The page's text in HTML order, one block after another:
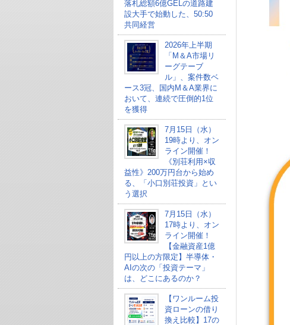
落札総額6億GELの道路建
設大手で始動した、50:50
共同経営
2026年上半期
「M＆A市場リ
ーグテーブ
ル」、案件数ベ
ース3冠、国内M＆A業界に
おいて、連続で圧倒的1位
を獲得
7月15日（水）
19時より、オン
ライン開催！
《別荘利用×収
益性》200万円台から始め
る、「小口別荘投資」とい
う選択
7月15日（水）
17時より、オン
ライン開催！
【金融資産1億
円以上の方限定】半導体・
AIの次の「投資テーマ」
は、どこにあるのか？
【ワンルーム投
資ローンの借り
換え比較】17の